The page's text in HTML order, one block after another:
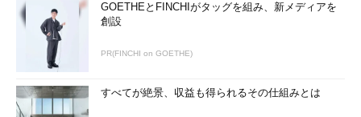
GOETHEとFINCHIがタッグを組み、新メディアを
創設
PR(FINCHI on GOETHE)
すべてが絶景、収益も得られるその仕組みとは